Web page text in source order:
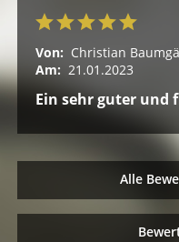
Von: Christian
Am: 21.01.2023
Ein sehr guter und
Alle